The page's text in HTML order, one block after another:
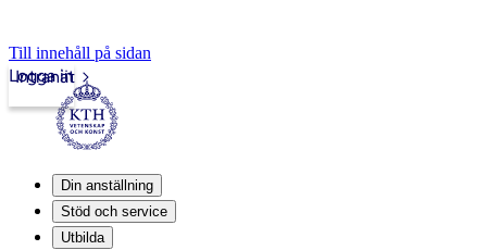
Till innehåll på sidan
Intranät
Logga in
Din anställning
Stöd och service
Utbilda